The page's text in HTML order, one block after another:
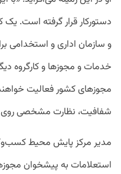
دستورکار قرار گرفته است.
و سازمان اداری و استخدامی
خدمات و مجوزها و کارگروه
مجوزهای کشور فعالیت خواهند
شفافیت، نظارت مشخصی روی
مدیر مرکز پایش محیط
استعلامات به پیشخوان